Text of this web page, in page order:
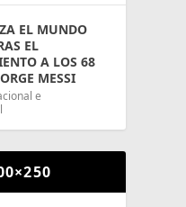
EL MUNDO
EL
A LOS 68
MESSI
e